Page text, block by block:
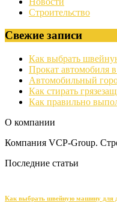
Строительство
Свежие записи
Как выбрать
Прокат автомобиля
Автомобильный
Как стирать
Как правильно
О компании
Компания VCP-Group.
Последние статьи
Как выбрать швейную машину для